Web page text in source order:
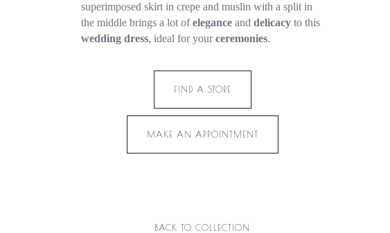
superimposed skirt in crepe and muslin with a split in
the middle brings a lot ofelegance and delicacy to this
wedding dress, ideal for yourceremonies.
FIND A STORE
MAKE AN APPOINTMENT
BACK TO COLLECTION